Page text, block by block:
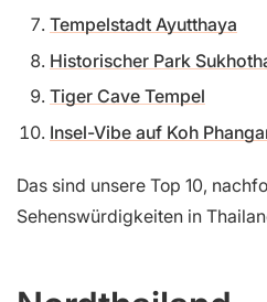
Tempelstadt Ayutthaya
Historischer Park
Tiger Cave Tempel
Insel-Vibe auf Koh
Das sind unsere Top 10,
Sehenswürdigkeiten in